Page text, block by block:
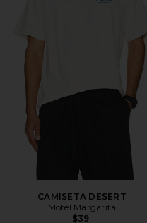
CAMISETA DESERT
Motel Margarita
$39